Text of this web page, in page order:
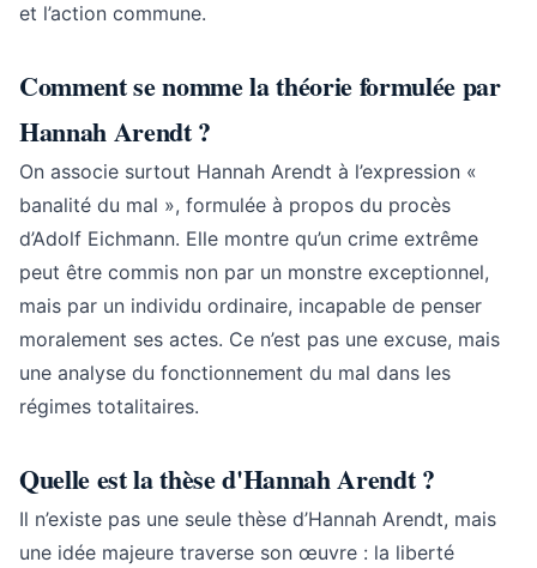
et l’action commune.
Comment se nomme la théorie formulée par
Hannah Arendt ?
On associe surtout Hannah Arendt à l’expression «
banalité du mal », formulée à propos du procès
d’Adolf Eichmann. Elle montre qu’un crime extrême
peut être commis non par un monstre exceptionnel,
mais par un individu ordinaire, incapable de penser
moralement ses actes. Ce n’est pas une excuse, mais
une analyse du fonctionnement du mal dans les
régimes totalitaires.
Quelle est la thèse d'Hannah Arendt ?
Il n’existe pas une seule thèse d’Hannah Arendt, mais
une idée majeure traverse son œuvre : la liberté